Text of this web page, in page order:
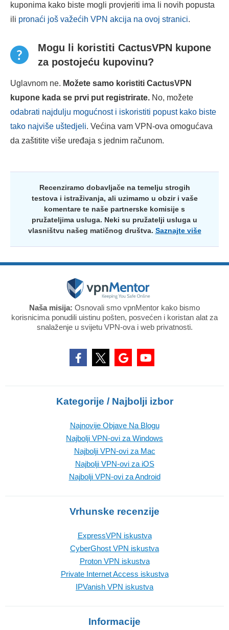
kuponima kako biste mogli provjeriti ima li novih popusta
ili pronaći još važećih VPN akcija na ovoj stranici.
Mogu li koristiti CactusVPN kupone
za postojeću kupovinu?
Uglavnom ne. Možete samo koristiti CactusVPN
kupone kada se prvi put registrirate. No, možete
odabrati najdulju mogućnost i iskoristiti popust kako biste
tako najviše uštedjeli. Većina vam VPN-ova omogućava
da zaštitite više uređaja s jednim računom.
Recenziramo dobavljače na temelju strogih
testova i istraživanja, ali uzimamo u obzir i vaše
komentare te naše partnerske komisije s
pružateljima usluga. Neki su pružatelji usluga u
vlasništvu našeg matičnog društva. Saznajte više
Naša misija: Osnovali smo vpnMentor kako bismo
korisnicima ponudili uistinu pošten, posvećen i koristan alat za
snalaženje u svijetu VPN-ova i web privatnosti.
Kategorije / Najbolji izbor
Najnovije Objave Na Blogu
Najbolji VPN-ovi za Windows
Najbolji VPN-ovi za Mac
Najbolji VPN-ovi za iOS
Najbolji VPN-ovi za Android
Vrhunske recenzije
ExpressVPN iskustva
CyberGhost VPN iskustva
Proton VPN iskustva
Private Internet Access iskustva
IPVanish VPN iskustva
Informacije